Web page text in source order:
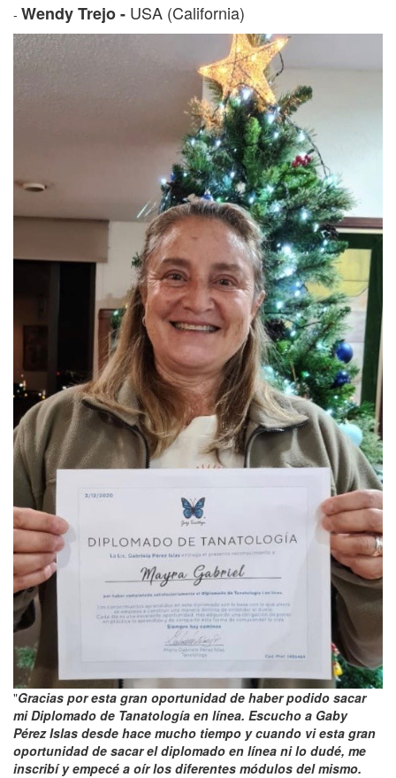
- Wendy Trejo - USA (California)
"Gracias por esta gran oportunidad de haber podido sacar
mi Diplomado de Tanatología en línea. Escucho a Gaby
Pérez Islas desde hace mucho tiempo y cuando vi esta gran
oportunidad de sacar el diplomado en línea ni lo dudé, me
inscribí y empecé a oír los diferentes módulos del mismo.